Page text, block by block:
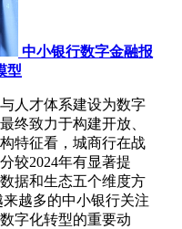
中小银行数字金融报
型
人才体系建设为数字
终致力于构建开放、
特征看，城商行在战
较2024年有显著提
据和生态五个维度方
越多的中小银行关注
字化转型的重要动